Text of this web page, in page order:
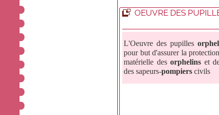
OEUVRE DES
L'Oeuvre des pupilles
pour but d'assurer la
matérielle desorphelins et
des sapeurs-pompiers civils